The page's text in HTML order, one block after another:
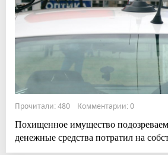
Прочитали: 480 Комментарии: 0
Похищенное имущество
денежные средства потратил на